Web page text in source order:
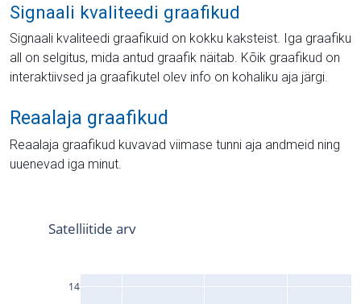
Signaali kvaliteedi graafikud
Signaali kvaliteedi graafikuid on kokku kaksteist. Iga graafiku
all on selgitus, mida antud graafik näitab. Kõik graafikud on
interaktiivsed ja graafikutel olev info on kohaliku aja järgi.
Reaalaja graafikud
Reaalaja graafikud kuvavad viimase tunni aja andmeid ning
uuenevad iga minut.